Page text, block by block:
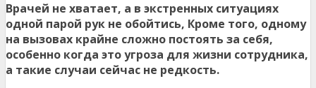
Врачей не хватает, а в экстренных ситуациях
одной парой рук не обойтись, Кроме того, одному
на вызовах крайне сложно постоять за себя,
особенно когда это угроза для жизни сотрудника,
а такие случаи сейчас не редкость.